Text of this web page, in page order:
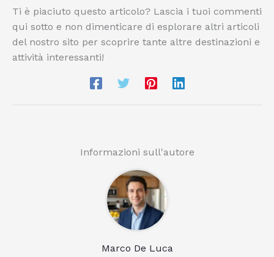
Ti è piaciuto questo articolo? Lascia i tuoi commenti
qui sotto e non dimenticare di esplorare altri articoli
del nostro sito per scoprire tante altre destinazioni e
attività interessanti!
Informazioni sull'autore
Marco De Luca